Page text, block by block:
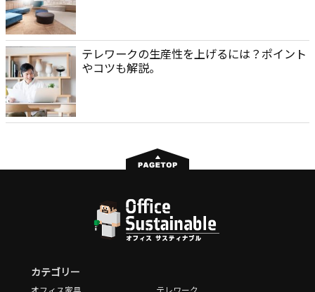
テレワークの生産性を上げるには？ポイント
やコツも解説。
カテゴリー